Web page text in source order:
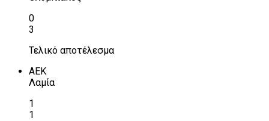
0
3
Τελικό αποτέλεσμα
ΑΕΚ
Λαμία
1
1